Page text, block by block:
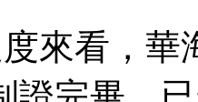
來看，華